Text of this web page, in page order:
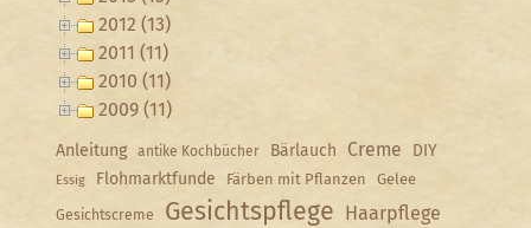
2012 (13)
2011 (11)
2010 (11)
2009 (11)
Anleitung antike Kochbücher Bärlauch Creme DIY
Essig Flohmarktfunde Färben mit Pflanzen Gelee
Gesichtscreme Gesichtspflege Haarpflege